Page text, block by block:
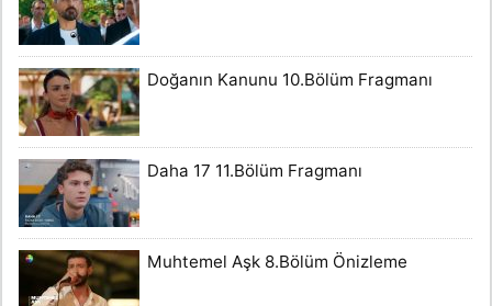
Doğanın Kanunu 10.Bölüm Fragmanı
Daha 17 11.Bölüm Fragmanı
Muhtemel Aşk 8.Bölüm Önizleme